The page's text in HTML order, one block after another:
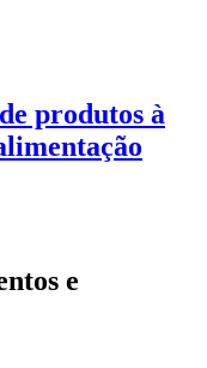
produtos à
e